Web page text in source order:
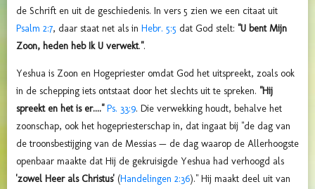
de Schrift en uit de geschiedenis. In vers 5 zien we een citaat uit
Psalm 2:7, daar staat net als in Hebr. 5:5 dat God stelt: "U bent Mijn
Zoon, heden heb Ik U verwekt.".
Yeshua is Zoon en Hogepriester omdat God het uitspreekt, zoals ook
in de schepping iets ontstaat door het slechts uit te spreken. "Hij
spreekt en het is er...." Ps. 33:9. Die verwekking houdt, behalve het
zoonschap, ook het hogepriesterschap in, dat ingaat bij "de dag van
de troonsbestijging van de Messias — de dag waarop de Allerhoogste
openbaar maakte dat Hij de gekruisigde Yeshua had verhoogd als
'zowel Heer als Christus' (Handelingen 2:36)." Hij maakt deel uit van